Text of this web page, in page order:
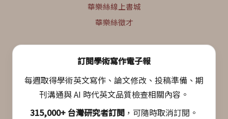
華樂絲線上書城
華樂絲徵才
訂閱學術寫作電子報
每週取得學術英文寫作、論文修改、投稿準備、期
刊溝通與 AI 時代英文品質檢查相關內容。
315,000+ 台灣研究者訂閱 ，可隨時取消訂閱。